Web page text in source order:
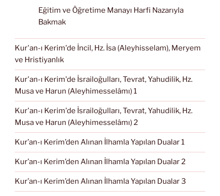
Eğitim ve Öğretime Manayı Harfi Nazarıyla
Bakmak
Kur'an-ı Kerim'de İncil, Hz. İsa (Aleyhisselam), Meryem
ve Hristiyanlık
Kur'an-ı Kerim'de İsrailoğulları, Tevrat, Yahudilik, Hz.
Musa ve Harun (Aleyhimesselâmı) 1
Kur'an-ı Kerim'de İsrailoğulları, Tevrat, Yahudilik, Hz.
Musa ve Harun (Aleyhimesselâmı) 2
Kur’an-ı Kerim’den Alınan İlhamla Yapılan Dualar 1
Kur’an-ı Kerim’den Alınan İlhamla Yapılan Dualar 2
Kur’an-ı Kerim’den Alınan İlhamla Yapılan Dualar 3